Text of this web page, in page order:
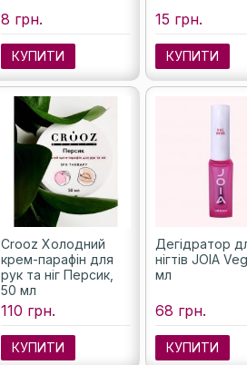
8 грн.
КУПИТИ
15 грн.
КУПИТИ
Crooz Холодний
крем-парафін для
рук та ніг Персик,
50 мл
110 грн.
КУПИТИ
Дегідратор
нігтів JOIA
мл
68 грн.
КУПИТИ